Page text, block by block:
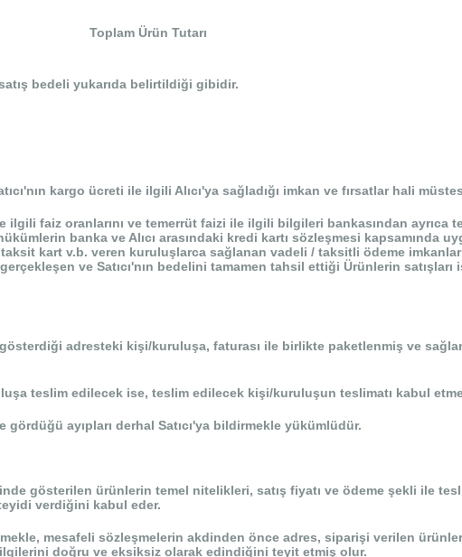
Toplam Ürün Tutarı
bedeli yukarıda belirtildiği gibidir.
kargo ücreti ile ilgili Alıcı'ya sağladığı imkan ve fırsatlar hali
ilgili faiz oranlarını ve temerrüt faizi ile ilgili bilgileri bankasından
banka ve Alıcı arasındaki kredi kartı sözleşmesi kapsamında
kart v.b. veren kuruluşlarca sağlanan vadeli / taksitli ödeme
ve Satıcı'nın bedelini tamamen tahsil ettiği Ürünlerin
adresteki kişi/kuruluşa, faturası ile birlikte paketlenmiş ve
teslim edilecek ise, teslim edilecek kişi/kuruluşun teslimatı kabul
gördüğü ayıpları derhal Satıcı'ya bildirmekle yükümlüdür.
gösterilen ürünlerin temel nitelikleri, satış fiyatı ve ödeme şekli ile
verdiğini kabul eder.
mesafeli sözleşmelerin akdinden önce adres, siparişi verilen
doğru ve eksiksiz olarak edindiğini teyit etmiş olur.